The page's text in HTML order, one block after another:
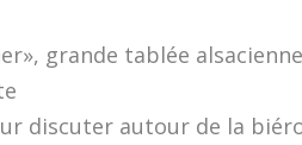
grande tablée
discuter autour de la